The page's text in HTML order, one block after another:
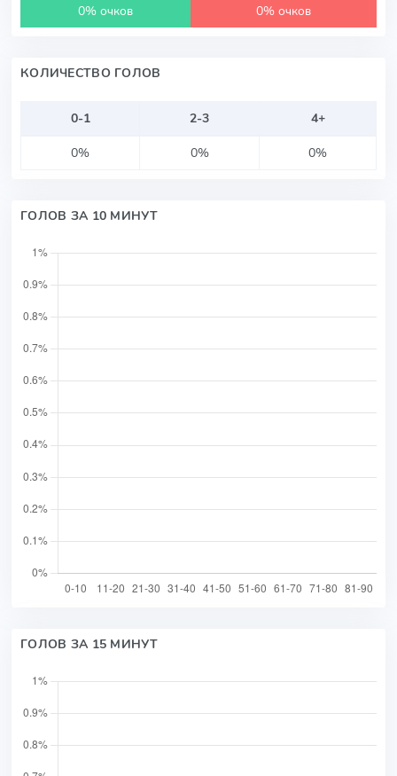
0% очков
0% очков
КОЛИЧЕСТВО ГОЛОВ
0-1 2-3
4+
0%
0% 0%
ГОЛОВ ЗА 10 МИНУТ
ГОЛОВ ЗА 15 МИНУТ